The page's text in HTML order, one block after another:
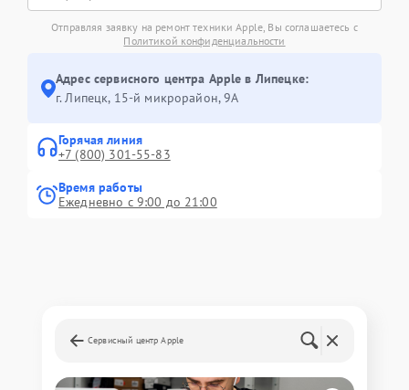
Отправляя заявку на ремонт техники Apple, Вы соглашаетесь с
Политикой конфиденциальности
Адрес сервисного центра Apple в Липецке:
г. Липецк, 15-й микрорайон, 9А
Горячая линия
+7 (800) 301-55-83
Время работы
Ежедневно с 9:00 до 21:00
Сервисный центр Apple